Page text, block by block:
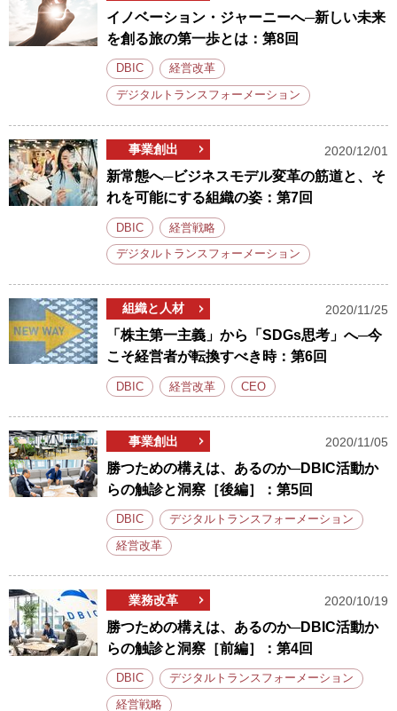
イノベーション・ジャーニーへ─新しい未来
を創る旅の第一歩とは：第8回
DBIC 経営改革
デジタルトランスフォーメーション
事業創出 2020/12/01
新常態へ─ビジネスモデル変革の筋道と、そ
れを可能にする組織の姿：第7回
DBIC 経営戦略
デジタルトランスフォーメーション
組織と人材 2020/11/25
「株主第一主義」から「SDGs思考」へ─今
こそ経営者が転換すべき時：第6回
DBIC 経営改革 CEO
事業創出 2020/11/05
勝つための構えは、あるのか─DBIC活動か
らの触診と洞察［後編］：第5回
DBIC デジタルトランスフォーメーション
経営改革
業務改革 2020/10/19
勝つための構えは、あるのか─DBIC活動か
らの触診と洞察［前編］：第4回
DBIC デジタルトランスフォーメーション
経営戦略